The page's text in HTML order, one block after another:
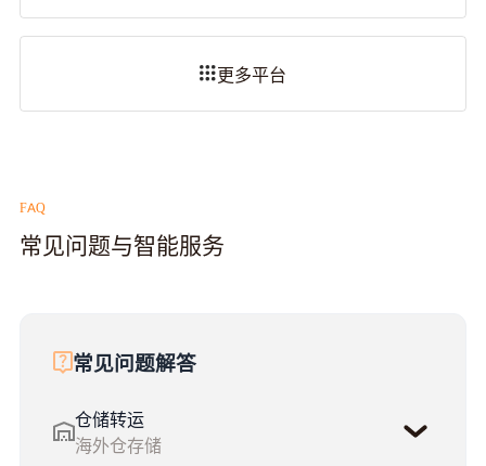
更多平台
FAQ
常见问题与智能服务
常见问题解答
仓储转运
海外仓存储